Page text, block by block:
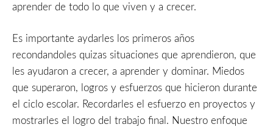
aprender de todo lo que viven y a crecer.
Es importante aydarles los primeros años
recondandoles quizas situaciones que aprendieron, que
les ayudaron a crecer, a aprender y dominar. Miedos
que superaron, logros y esfuerzos que hicieron durante
el ciclo escolar. Recordarles el esfuerzo en proyectos y
mostrarles el logro del trabajo final. Nuestro enfoque